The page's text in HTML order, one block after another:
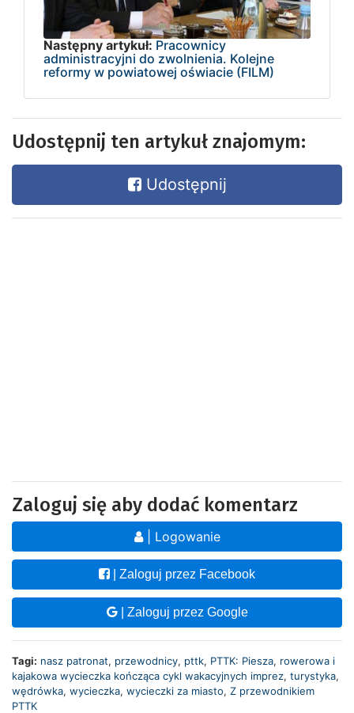
Następny artykuł: Pracownicy
administracyjni do zwolnienia. Kolejne
reformy w powiatowej oświacie (FILM)
Udostępnij ten artykuł znajomym:
Udostępnij
Zaloguj się aby dodać komentarz
| Logowanie
| Zaloguj przez Facebook
| Zaloguj przez Google
Tagi: nasz patronat, przewodnicy, pttk, PTTK: Piesza, rowerowa i
kajakowa wycieczka kończąca cykl wakacyjnych imprez, turystyka,
wędrówka, wycieczka, wycieczki za miasto, Z przewodnikiem
PTTK